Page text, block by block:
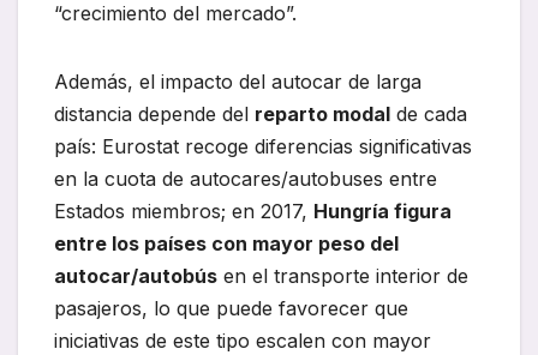
“crecimiento del mercado”.
Además, el impacto del autocar de larga
distancia depende del reparto modal de cada
país: Eurostat recoge diferencias significativas
en la cuota de autocares/autobuses entre
Estados miembros; en 2017, Hungría figura
entre los países con mayor peso del
autocar/autobús en el transporte interior de
pasajeros, lo que puede favorecer que
iniciativas de este tipo escalen con mayor